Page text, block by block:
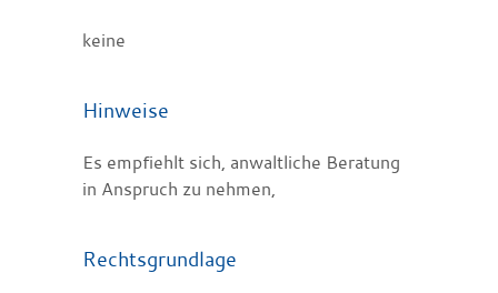
keine
Hinweise
Es empfiehlt sich, anwaltliche Beratung
in Anspruch zu nehmen,
Rechtsgrundlage